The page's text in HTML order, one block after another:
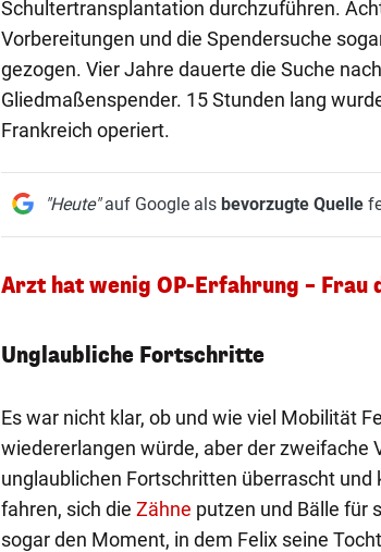
Schultertransplantation durchzuführen.
Vorbereitungen und die Spendersuche
gezogen. Vier Jahre dauerte die Suche
Gliedmaßenspender. 15 Stunden lang
Frankreich operiert.
"Heute"auf Google als bevorzugte Quelle
Arzt hat wenig OP-Erfahrung – Frau
Unglaubliche Fortschritte
Es war nicht klar, ob und wie viel Mobilität
wiedererlangen würde, aber der zweifache
unglaublichen Fortschritten überrascht
fahren, sich die Zähne putzen und Bälle für
sogar den Moment, in dem Felix seine